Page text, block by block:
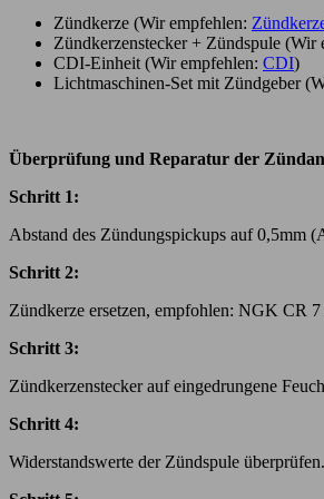
Zündkerze (Wir empfehlen:
Zündkerzenstecker + Zündspule (Wir
CDI-Einheit (Wir empfehlen: CDI)
Lichtmaschinen-Set mit Zündgeber
Überprüfung und Reparatur der
Schritt 1:
Abstand des Zündungspickups auf 0,5mm
Schritt 2:
Zündkerze ersetzen, empfohlen: NGK CR
Schritt 3:
Zündkerzenstecker auf eingedrungene
Schritt 4:
Widerstandswerte der Zündspule überprüfen.